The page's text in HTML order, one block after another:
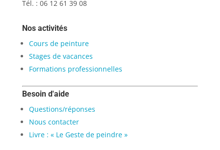
Tél. : 06 12 61 39 08
Nos activités
Cours de peinture
Stages de vacances
Formations professionnelles
Besoin d'aide
Questions/réponses
Nous contacter
Livre : « Le Geste de peindre »